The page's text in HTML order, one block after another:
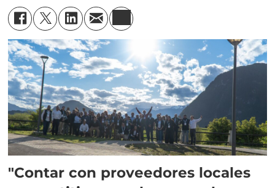
"Contar con proveedores locales